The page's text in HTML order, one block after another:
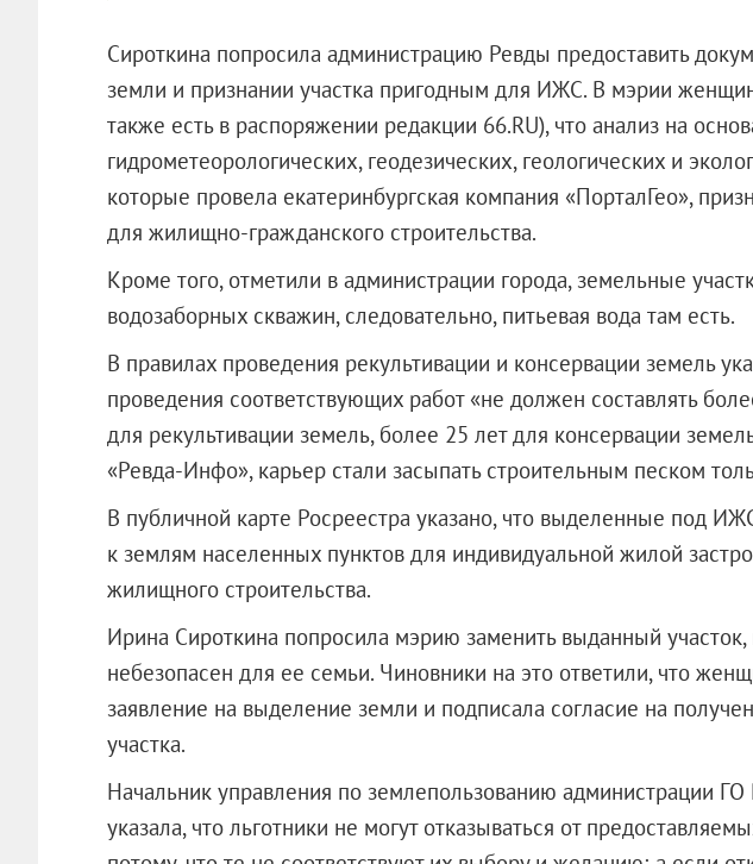
Сироткина попросила администрацию Ревды предоставить
земли и признании участка пригодным для ИЖС. В мэрии
также есть в распоряжении редакции 66.RU), что анализ на
гидрометеорологических, геодезических, геологических и
которые провела екатеринбургская компания «ПорталГео»,
для жилищно-гражданского строительства.
Кроме того, отметили в администрации города, земельные
водозаборных скважин, следовательно, питьевая вода там есть.
В правилах проведения рекультивации и консервации земель
проведения соответствующих работ «не должен составлять
для рекультивации земель, более 25 лет для консервации
«Ревда-Инфо», карьер стали засыпать строительным песком
В публичной карте Росреестра указано, что выделенные под
к землям населенных пунктов для индивидуальной жилой
жилищного строительства.
Ирина Сироткина попросила мэрию заменить выданный участок,
небезопасен для ее семьи. Чиновники на это ответили, что
заявление на выделение земли и подписала согласие на
участка.
Начальник управления по землепользованию администрации
указала, что льготники не могут отказываться от